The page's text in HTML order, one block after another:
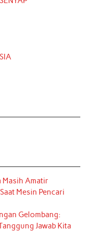
Masih Amatir
Mesin Pencari
Gelombang:
Jawab Kita